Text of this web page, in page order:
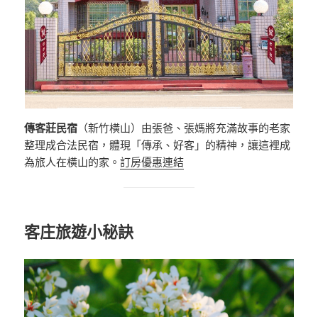
傳客莊民宿 （新竹橫山）由張爸、張媽將充滿故事的老家
整理成合法民宿，體現「傳承、好客」的精神，讓這裡成
為旅人在橫山的家。訂房優惠連結
客庄旅遊小秘訣